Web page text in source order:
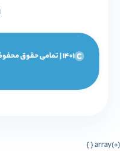
1401 | تمامی حقوق محفوظ است
array(0) { }